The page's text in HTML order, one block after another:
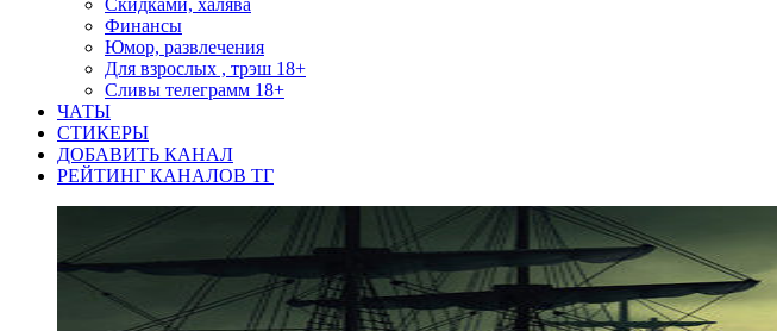
Скидками, халява
Финансы
Юмор, развлечения
Для взрослых , трэш 18+
Сливы телеграмм 18+
ЧАТЫ
СТИКЕРЫ
ДОБАВИТЬ КАНАЛ
РЕЙТИНГ КАНАЛОВ ТГ